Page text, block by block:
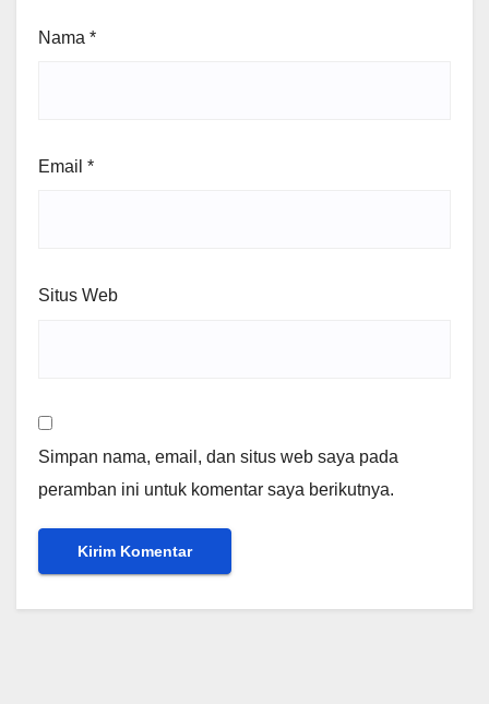
Nama *
Email *
Situs Web
Simpan nama, email, dan situs web saya pada
peramban ini untuk komentar saya berikutnya.